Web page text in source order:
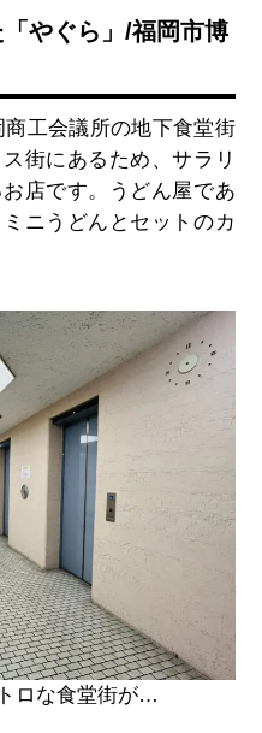
やぐら」/福岡市博
工会議所の地下食堂街
街にあるため、サラリ
店です。うどん屋であ
ニうどんとセットのカ
ロな食堂街が…